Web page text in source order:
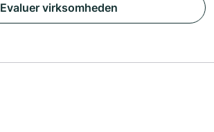
Evaluer virksomheden